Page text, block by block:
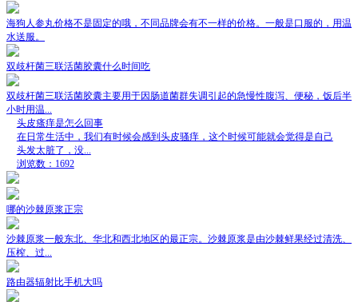
海狗人参丸价格不是固定的哦，不同品牌会有不一样的价格。一般是口服的，用温
水送服。
双歧杆菌三联活菌胶囊什么时间吃
双歧杆菌三联活菌胶囊主要用于因肠道菌群失调引起的急慢性腹泻、便秘，饭后半
小时用温...
头皮瘙痒是怎么回事
在日常生活中，我们有时候会感到头皮骚痒，这个时候可能就会觉得是自己
头发太脏了，没...
浏览数：1692
哪的沙棘原浆正宗
沙棘原浆一般东北、华北和西北地区的最正宗。沙棘原浆是由沙棘鲜果经过清洗、
压榨、过...
路由器辐射比手机大吗